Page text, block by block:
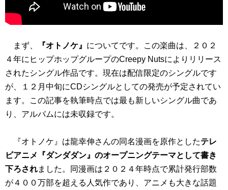
まず、 『オトノケ』 についてです。この楽曲は、２０２
４年にヒップホップグループのCreepy Nutsによりリリース
されたシングル作品です。現在は配信限定のシングルです
が、１２月中旬にCDシングルとしての発売が予定されてい
ます。この記事を執筆時点では最も新しいシングル曲であ
り、アルバムには未収録です。
『オトノケ』は龍幸伸さんの同名漫画を原作としたテレ
ビアニメ『ダンダダン』のオープニングテーマとして書き
下ろされました。同漫画は２０２４年時点で累計発行部数
が４００万部を超える人気作であり、アニメも大きな話題